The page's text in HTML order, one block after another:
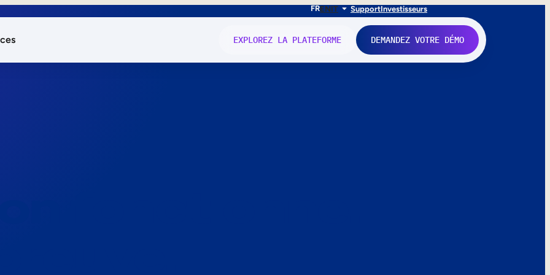
FRENIT SupportInvestisseurs
EXPLOREZ LA PLATEFORME DEMANDEZ VOTRE DÉMO